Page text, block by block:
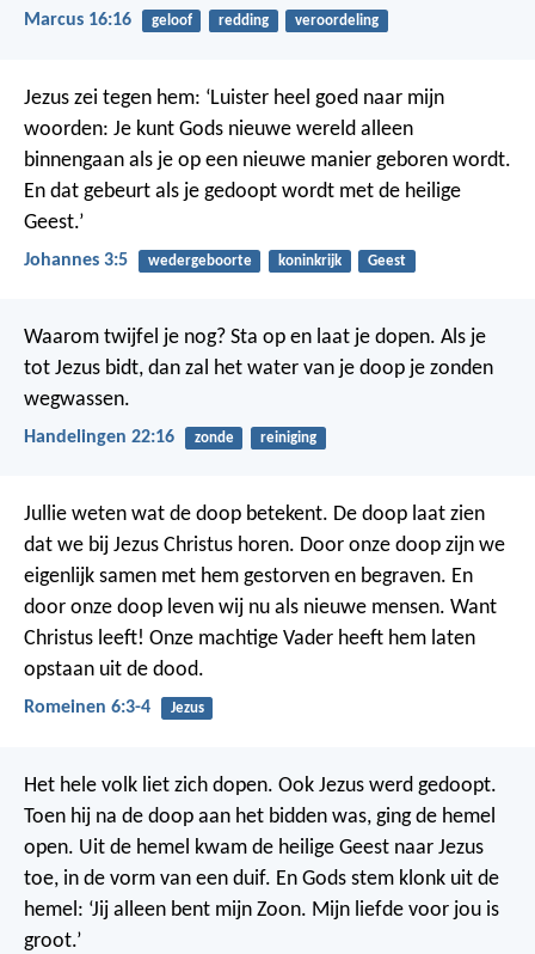
Marcus 16:16 geloof redding veroordeling
Jezus zei tegen hem: ‘Luister heel goed naar mijn
woorden: Je kunt Gods nieuwe wereld alleen
binnengaan als je op een nieuwe manier geboren wordt.
En dat gebeurt als je gedoopt wordt met de heilige
Geest.’
Johannes 3:5 wedergeboorte koninkrijk Geest
Waarom twijfel je nog? Sta op en laat je dopen. Als je
tot Jezus bidt, dan zal het water van je doop je zonden
wegwassen.
Handelingen 22:16 zonde reiniging
Jullie weten wat de doop betekent. De doop laat zien
dat we bij Jezus Christus horen. Door onze doop zijn we
eigenlijk samen met hem gestorven en begraven. En
door onze doop leven wij nu als nieuwe mensen. Want
Christus leeft! Onze machtige Vader heeft hem laten
opstaan uit de dood.
Romeinen 6:3-4 Jezus
Het hele volk liet zich dopen. Ook Jezus werd gedoopt.
Toen hij na de doop aan het bidden was, ging de hemel
open. Uit de hemel kwam de heilige Geest naar Jezus
toe, in de vorm van een duif. En Gods stem klonk uit de
hemel: ‘Jij alleen bent mijn Zoon. Mijn liefde voor jou is
groot.’